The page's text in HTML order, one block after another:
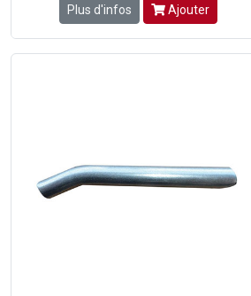
Plus d'infos Ajouter